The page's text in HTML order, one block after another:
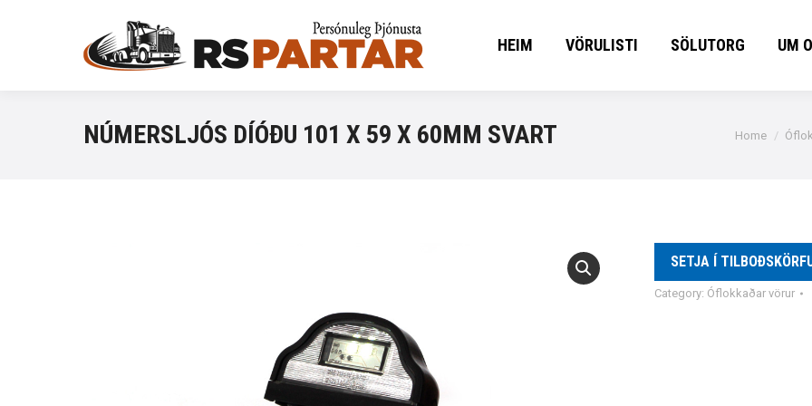
HEIM VÖRULISTI SÖLUTORG UM
NÚMERSLJÓS DÍÓÐU 101 X 59 X 60MM SVART You are here:
Home
SETJA Í
Category: Óflokkaðar vörur